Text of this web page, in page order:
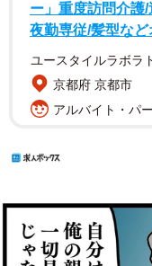
ー」重度訪問介護
夜勤専従/髪型な
ユースタイルラボラ
京都府 京都市
アルバイト・パ